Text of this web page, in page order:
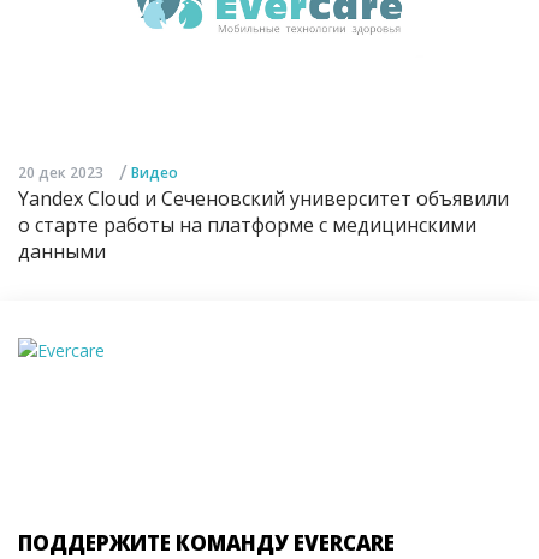
20 дек 2023 / Видео
Yandex Cloud и Сеченовский университет объявили
о старте работы на платформе с медицинскими
данными
ПОДДЕРЖИТЕ КОМАНДУ EVERCARE